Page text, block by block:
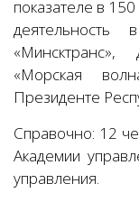
показателе в
деятельность
«Морская
Президенте
Справочно: 12
Академии
управления.